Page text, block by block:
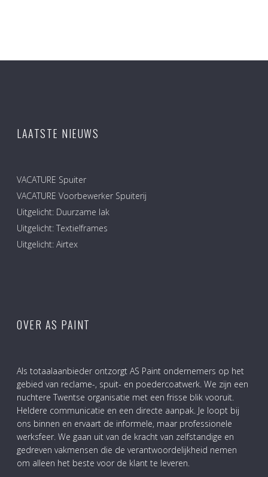
LAATSTE NIEUWS
VACATURE Spuiter
VACATURE Voorbewerker Spuiterij
Uitgelicht: Duurzame lak
Uitgelicht: Textielframes
Uitgelicht: Airtex
OVER AS PAINT
Als totaalaanbieder ontzorgt AS Paint ondernemers op het
gebied van reclame-, spuit- en poedercoatwerk. We zijn een
nuchtere Twentse organisatie met een frisse blik vooruit.
Heldere communicatie en een directe aanpak. Je loopt bij
ons binnen en ervaart de informele, maar professionele
werksfeer. We gaan uit van de kracht van zelfstandige en
gedreven vakmensen die de verantwoordelijkheid nemen
om alleen het beste voor de klant te leveren.